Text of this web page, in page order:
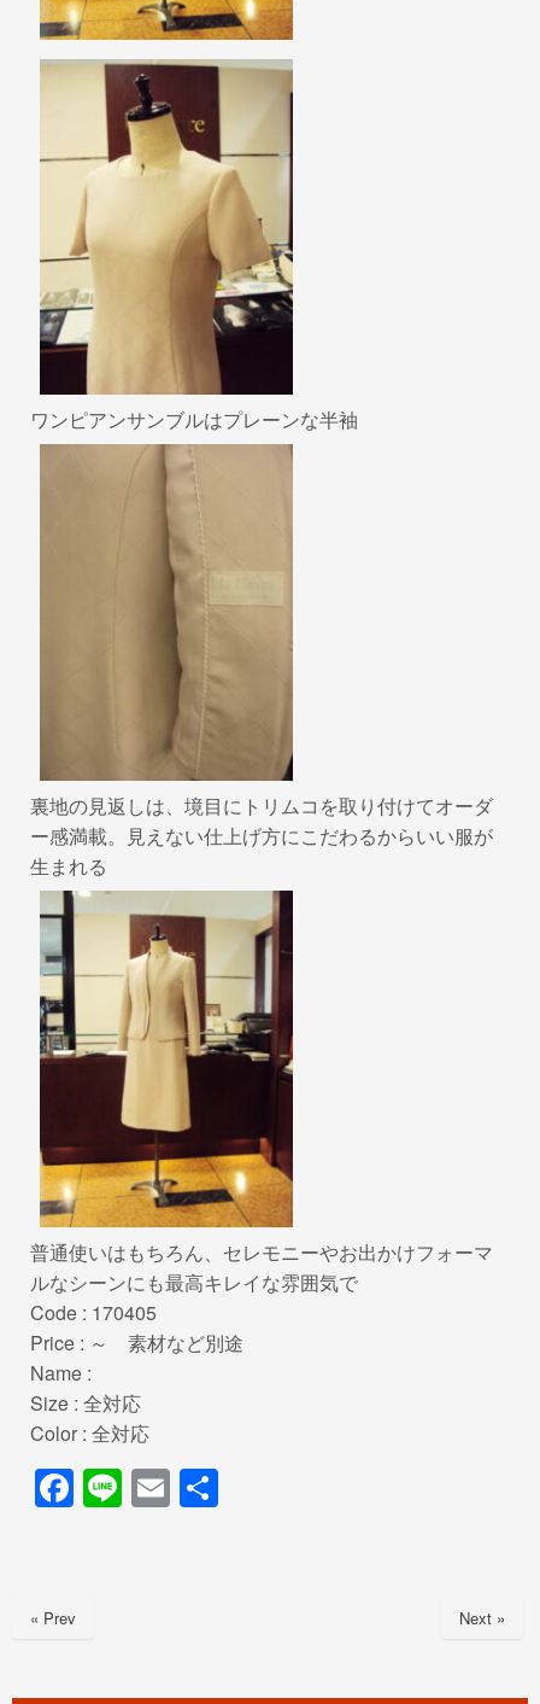
ワンピアンサンブルはプレーンな半袖
裏地の見返しは、境目にトリムコを取り付けてオーダ
ー感満載。見えない仕上げ方にこだわるからいい服が
生まれる
普通使いはもちろん、セレモニーやお出かけフォーマ
ルなシーンにも最高キレイな雰囲気で
Code : 170405
Price : ～ 素材など別途
Name :
Size : 全対応
Color : 全対応
F
a
e
Li
n
E
m
« Prev Next »